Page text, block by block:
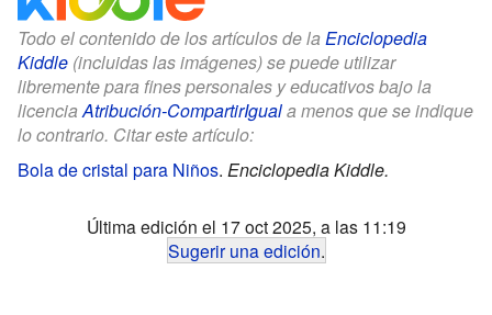
Todo el contenido de los artículos de la Enciclopedia
Kiddle (incluidas las imágenes) se puede utilizar
libremente para fines personales y educativos bajo la
licenciaAtribución-CompartirIguala menos que se indique
lo contrario. Citar este artículo:
Bola de cristal para Niños. Enciclopedia Kiddle.
Última edición el 17 oct 2025, a las 11:19
Sugerir una edición.